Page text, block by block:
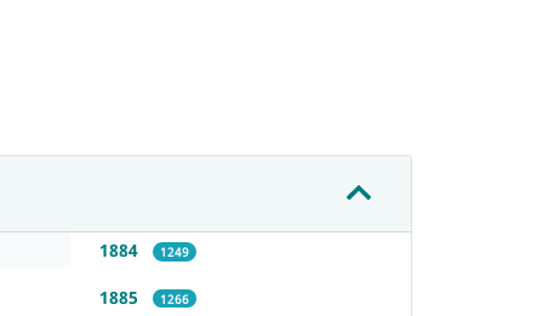
1884 1249
1885 1266